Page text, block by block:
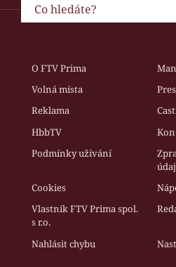
O FTV Prima
Volná místa
Reklama
HbbTV
Podmínky užívání
Cookies
Vlastník FTV Prima spol.
s r.o.
Nahlásit chybu